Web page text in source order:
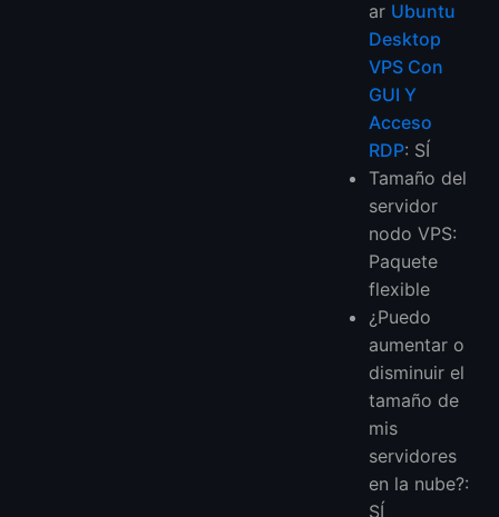
ar Ubuntu
Desktop
VPS Con
GUI Y
Acceso
RDP: SÍ
Tamaño del
servidor
nodo VPS:
Paquete
flexible
¿Puedo
aumentar o
disminuir el
tamaño de
mis
servidores
en la nube?:
SÍ